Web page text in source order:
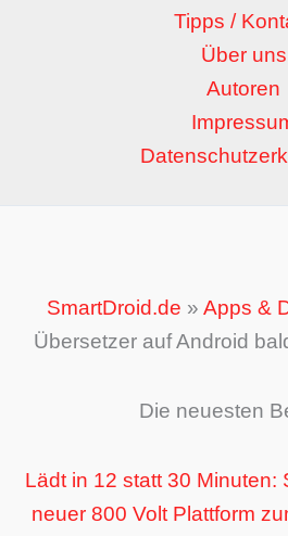
Tipps /
Über uns
Autoren
SmartDroid.de » Apps &
Übersetzer auf Android
Die neuesten
Lädt in 12 statt 30 Minuten:
neuer 800 Volt Plattform